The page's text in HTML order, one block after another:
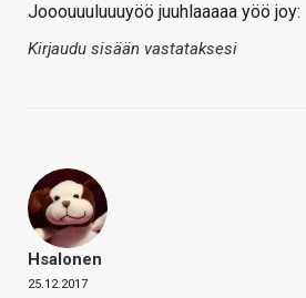
Jooouuuluuuyöö juuhlaaaaa yöö joy:
Kirjaudu sisään vastataksesi
Hsalonen
25.12.2017